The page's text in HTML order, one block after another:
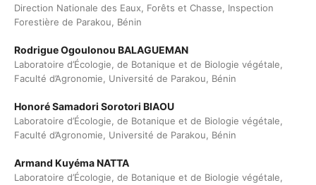
Direction Nationale des Eaux, Forêts et Chasse, Inspection
Forestière de Parakou, Bénin
Rodrigue Ogoulonou BALAGUEMAN
Laboratoire d’Écologie, de Botanique et de Biologie végétale,
Faculté d’Agronomie, Université de Parakou, Bénin
Honoré Samadori Sorotori BIAOU
Laboratoire d’Écologie, de Botanique et de Biologie végétale,
Faculté d’Agronomie, Université de Parakou, Bénin
Armand Kuyéma NATTA
Laboratoire d’Écologie, de Botanique et de Biologie végétale,